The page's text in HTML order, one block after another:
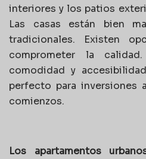
interiores y los patios
Las casas están bien
tradicionales. Existen
comprometer la
comodidad y
perfecto para inversiones
comienzos.
Los apartamentos